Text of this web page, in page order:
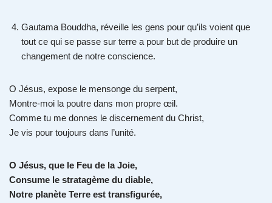
Gautama Bouddha, réveille les gens pour qu’ils voient que
tout ce qui se passe sur terre a pour but de produire un
changement de notre conscience.
O Jésus, expose le mensonge du serpent,
Montre-moi la poutre dans mon propre œil.
Comme tu me donnes le discernement du Christ,
Je vis pour toujours dans l’unité.
O Jésus, que le Feu de la Joie,
Consume le stratagème du diable,
Notre planète Terre est transfigurée,